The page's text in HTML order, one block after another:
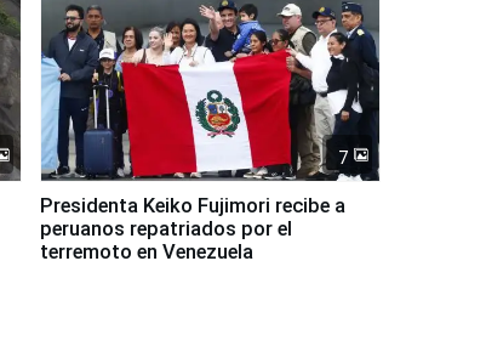
7
Presidenta Keiko Fujimori recibe a
peruanos repatriados por el
terremoto en Venezuela